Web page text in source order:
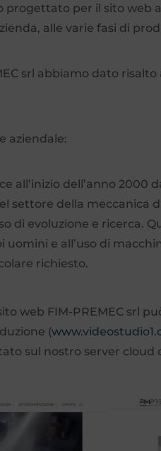
per il sito web
alle varie fasi di
srl abbiamo dato
aziendale:
all’inizio dell’anno
settore della meccanica
di evoluzione e ricerca.
uomini e all’uso di
richiesto.
web FIM-PREMEC srl
(
sul nostro server cloud